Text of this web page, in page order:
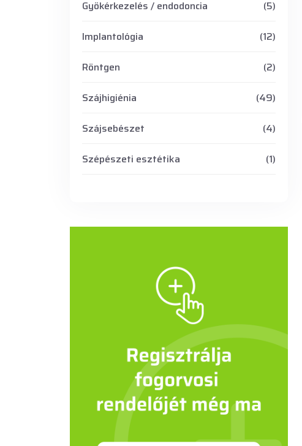
Gyökérkezelés / endodoncia
(5)
Implantológia
(12)
Röntgen
(2)
Szájhigiénia
(49)
Szájsebészet
(4)
Szépészeti esztétika
(1)